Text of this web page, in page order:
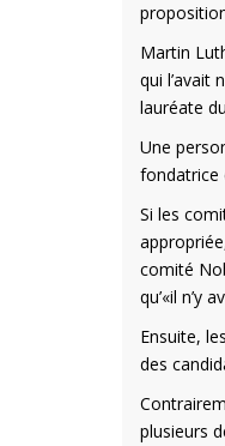
Martin
qui l’avait
lauréate
Une
fondatrice
Si les
comité
qu’«il n’y
Ensuite,
des
plusieurs